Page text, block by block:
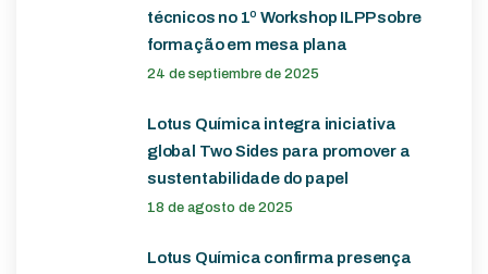
técnicos no 1º Workshop ILPP sobre
formação em mesa plana
24 de septiembre de 2025
Lotus Química integra iniciativa
global Two Sides para promover a
sustentabilidade do papel
18 de agosto de 2025
Lotus Química confirma presença